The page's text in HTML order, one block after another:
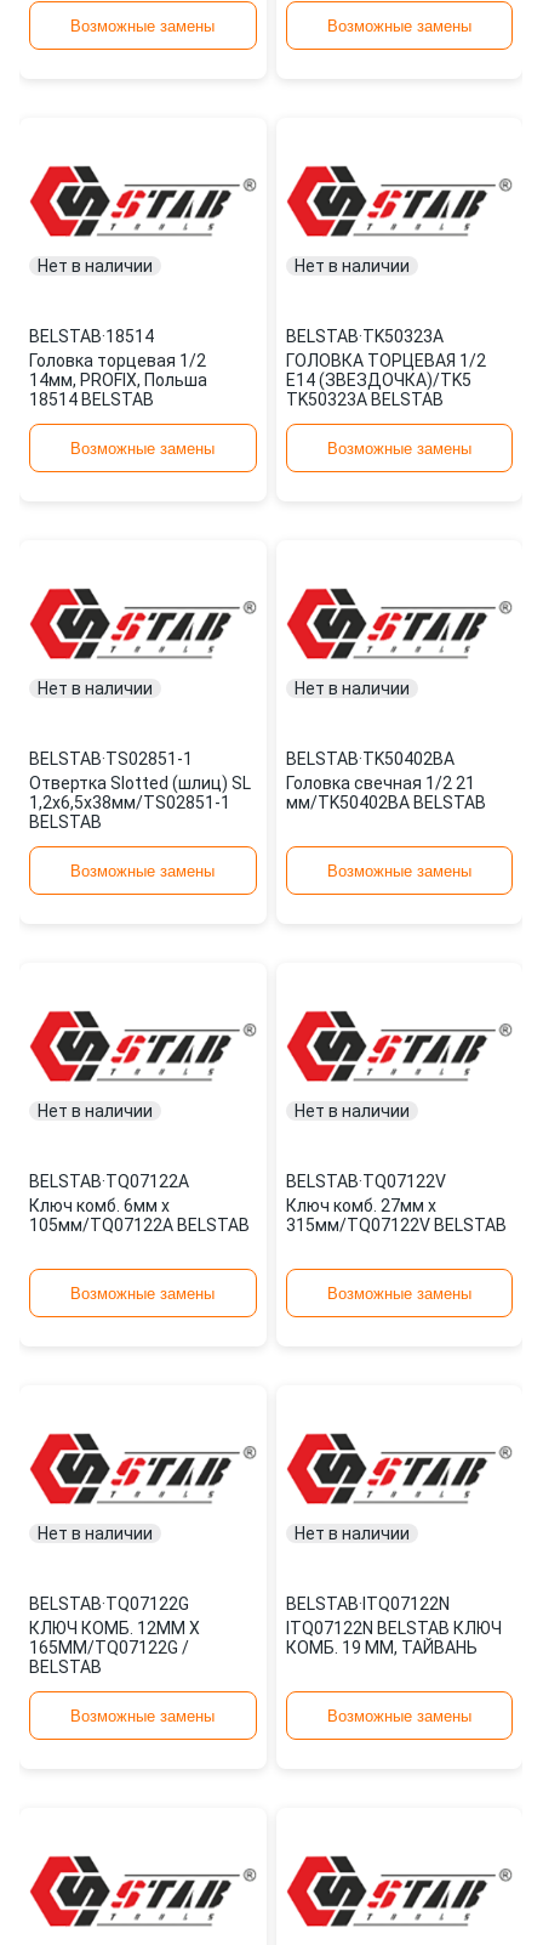
Возможные замены Возможные замены
Нет в наличии
BELSTAB·18514
Головка торцевая 1/2
14мм, PROFIX, Польша
18514 BELSTAB
Возможные замены
Нет в наличии
BELSTAB·TK50323A
ГОЛОВКА ТОРЦЕВАЯ 1/2
Е14 (ЗВЕЗДОЧКА)/TK5
TK50323A BELSTAB
Возможные замены
Нет в наличии
BELSTAB·TS02851-1
Отвертка Slotted (шлиц) SL
1,2x6,5x38мм/TS02851-1
BELSTAB
Возможные замены
Нет в наличии
BELSTAB·TK50402BA
Головка свечная 1/2 21
мм/TK50402BA BELSTAB
Возможные замены
Нет в наличии
BELSTAB·TQ07122A
Ключ комб. 6мм х
105мм/TQ07122A BELSTAB
Возможные замены
Нет в наличии
BELSTAB·TQ07122V
Ключ комб. 27мм х
315мм/TQ07122V BELSTAB
Возможные замены
Нет в наличии
BELSTAB·TQ07122G
КЛЮЧ КОМБ. 12ММ Х
165ММ/TQ07122G /
BELSTAB
Возможные замены
Нет в наличии
BELSTAB· ITQ07122N
ITQ07122N BELSTAB КЛЮЧ
КОМБ. 19 ММ, ТАЙВАНЬ
Возможные замены